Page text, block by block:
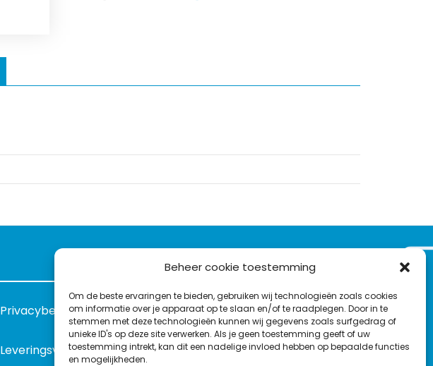
Beheer cookie toestemming
Om de beste ervaringen te bieden, gebruiken wij technologieën zoals cookies
om informatie over je apparaat op te slaan en/of te raadplegen. Door in te
stemmen met deze technologieën kunnen wij gegevens zoals surfgedrag of
unieke ID's op deze site verwerken. Als je geen toestemming geeft of uw
toestemming intrekt, kan dit een nadelige invloed hebben op bepaalde functies
en mogelijkheden.
Privacybeleid
Leveringsvoorwaarden
VOLG ONS OP:
L
i
nT
w
F
a
c
Y
o
u
C
o
n